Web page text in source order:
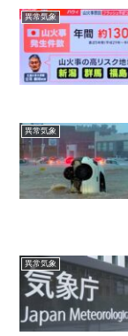
異常気象
異常気象
異常気象